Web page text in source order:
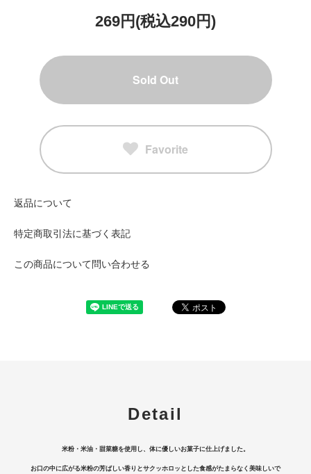
269円(税込290円)
Sold Out
Favorite
返品について
特定商取引法に基づく表記
この商品について問い合わせる
Detail
米粉・米油・甜菜糖を使用し、体に優しいお菓子に仕上げました。
お口の中に広がる米粉の芳ばしい香りとサクッホロッとした食感がたまらなく美味しいで